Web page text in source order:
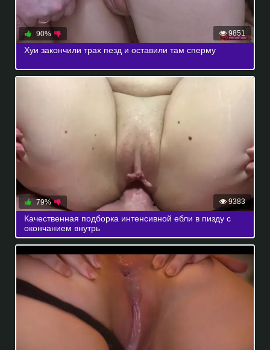
9851
90%
Хуи закончили трах пезд и оставили там сперму
9383
79%
Качественная подборка интенсивной ебли в пизду с
окончанием внутрь